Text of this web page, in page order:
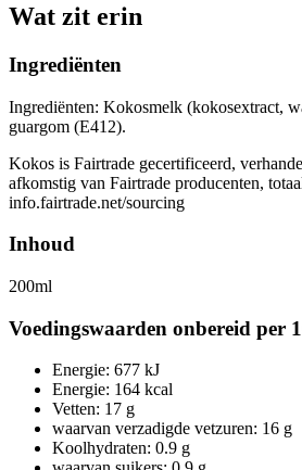
Wat zit erin
Ingrediënten
Ingrediënten: Kokosmelk (kokosextract,
guargom (E412).
Kokos is Fairtrade gecertificeerd,
afkomstig van Fairtrade producenten,
info.fairtrade.net/sourcing
Inhoud
200ml
Voedingswaarden onbereid per
Energie: 677 kJ
Energie: 164 kcal
Vetten: 17 g
waarvan verzadigde vetzuren: 16 g
Koolhydraten: 0.9 g